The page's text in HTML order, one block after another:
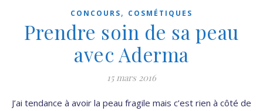
CONCOURS, COSMÉTIQUES
Prendre soin de sa peau
avec Aderma
15 mars 2016
J’ai tendance à avoir la peau fragile mais c’est rien à côté de